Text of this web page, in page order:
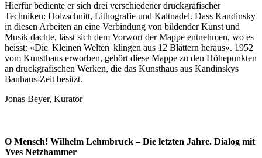
Hierfür bediente er sich drei verschiedener druckgrafischer
Techniken: Holzschnitt, Lithografie und Kaltnadel. Dass Kandinsky
in diesen Arbeiten an eine Verbindung von bildender Kunst und
Musik dachte, lässt sich dem Vorwort der Mappe entnehmen, wo es
heisst: «Die Kleinen Welten klingen aus 12 Blättern heraus». 1952
vom Kunsthaus erworben, gehört diese Mappe zu den Höhepunkten
an druckgrafischen Werken, die das Kunsthaus aus Kandinskys
Bauhaus-Zeit besitzt.
Jonas Beyer, Kurator
O Mensch! Wilhelm Lehmbruck – Die letzten Jahre. Dialog mit
Yves Netzhammer